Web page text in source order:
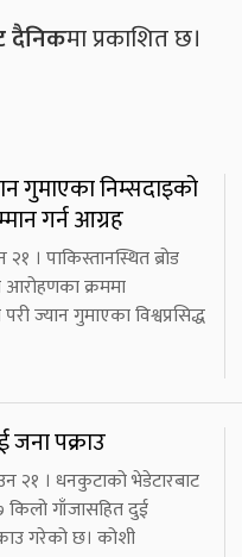
दैनिकमा प्रकाशित छ।
गुमाएका निम्सदाइको
गर्न आग्रह
२१ । पाकिस्तानस्थित ब्रोड
आरोहणका क्रममा
परी ज्यान गुमाएका विश्वप्रसिद्ध
पक्राउ
२१ । धनकुटाको भेडेटारबाट
किलो गाँजासहित दुई
गरेको छ। कोशी